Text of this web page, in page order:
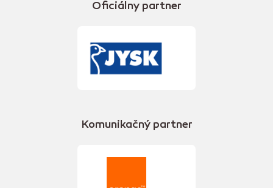
Oficiálny partner
Komunikačný partner